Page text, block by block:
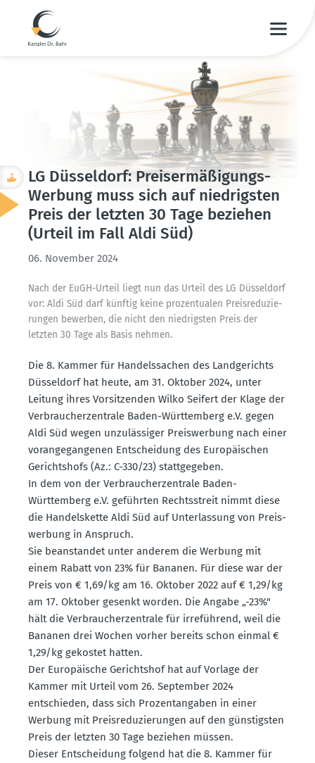
LG Düsseldorf: Preis­er­mä­ßi­gungs-
Werbung muss sich auf niedrigsten
Preis der letzten 30 Tage beziehen
(Urteil im Fall Aldi Süd)
06. November 2024
Nach der EuGH-Urteil liegt nun das Urteil des LG Düsseldorf
vor: Aldi Süd darf künftig keine prozen­tualen Preis­re­du­zie­
rungen bewerben, die nicht den niedrigsten Preis der
letzten 30 Tage als Basis nehmen.
Die 8. Kammer für Handels­sachen des Landge­richts
Düsseldorf hat heute, am 31. Oktober 2024, unter
Leitung ihres Vorsit­zenden Wilko Seifert der Klage der
Verbrau­cher­zen­trale Baden-Württemberg e.V. gegen
Aldi Süd wegen unzuläs­siger Preis­werbung nach einer
voran­ge­gan­genen Entscheidung des Europäi­schen
Gerichtshofs (Az.: C-330/23) statt­ge­geben.
In dem von der Verbrau­cher­zen­trale Baden-
Württemberg e.V. geführten Rechts­streit nimmt diese
die Handels­kette Aldi Süd auf Unter­lassung von Preis­
werbung in Anspruch.
Sie beanstandet unter anderem die Werbung mit
einem Rabatt von 23% für Bananen. Für diese war der
Preis von € 1,69/kg am 16. Oktober 2022 auf € 1,29/kg
am 17. Oktober gesenkt worden. Die Angabe „-23%"
hält die Verbrau­cher­zen­trale für irreführend, weil die
Bananen drei Wochen vorher bereits schon einmal €
1,29/kg gekostet hatten.
Der Europäische Gerichtshof hat auf Vorlage der
Kammer mit Urteil vom 26. September 2024
entschieden, dass sich Prozent­an­gaben in einer
Werbung mit Preis­re­du­zie­rungen auf den günstigsten
Preis der letzten 30 Tage beziehen müssen.
Dieser Entscheidung folgend hat die 8. Kammer für